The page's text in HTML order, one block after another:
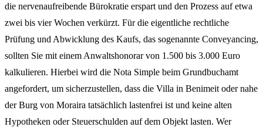
die nervenaufreibende Bürokratie erspart und den Prozess auf etwa
zwei bis vier Wochen verkürzt. Für die eigentliche rechtliche
Prüfung und Abwicklung des Kaufs, das sogenannte Conveyancing,
sollten Sie mit einem Anwaltshonorar von 1.500 bis 3.000 Euro
kalkulieren. Hierbei wird die Nota Simple beim Grundbuchamt
angefordert, um sicherzustellen, dass die Villa in Benimeit oder nahe
der Burg von Moraira tatsächlich lastenfrei ist und keine alten
Hypotheken oder Steuerschulden auf dem Objekt lasten. Wer